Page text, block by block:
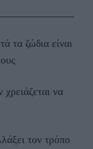
τα ζώδια είναι
να
τον τρόπο